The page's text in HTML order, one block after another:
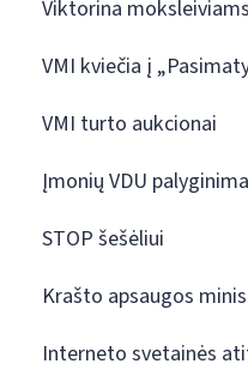
Viktorina moksleiviams
VMI kviečia į
VMI turto aukcionai
Įmonių VDU
STOP šešėliui
Krašto apsaugos
Interneto svetainės